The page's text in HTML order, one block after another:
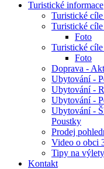
Turistické informace
Turistické
Turistické
Foto
Turistické
Foto
Doprava -
Ubytování -
Ubytování -
Ubytování -
Ubytování -
Poustky
Prodej
Video o obci
Tipy na
Kontakt